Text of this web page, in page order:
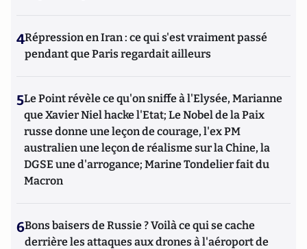
4Répression en Iran : ce qui s'est vraiment passé
pendant que Paris regardait ailleurs
5Le Point révèle ce qu'on sniffe à l'Elysée, Marianne
que Xavier Niel hacke l'Etat; Le Nobel de la Paix
russe donne une leçon de courage, l'ex PM
australien une leçon de réalisme sur la Chine, la
DGSE une d'arrogance; Marine Tondelier fait du
Macron
6Bons baisers de Russie ? Voilà ce qui se cache
derrière les attaques aux drones à l'aéroport de